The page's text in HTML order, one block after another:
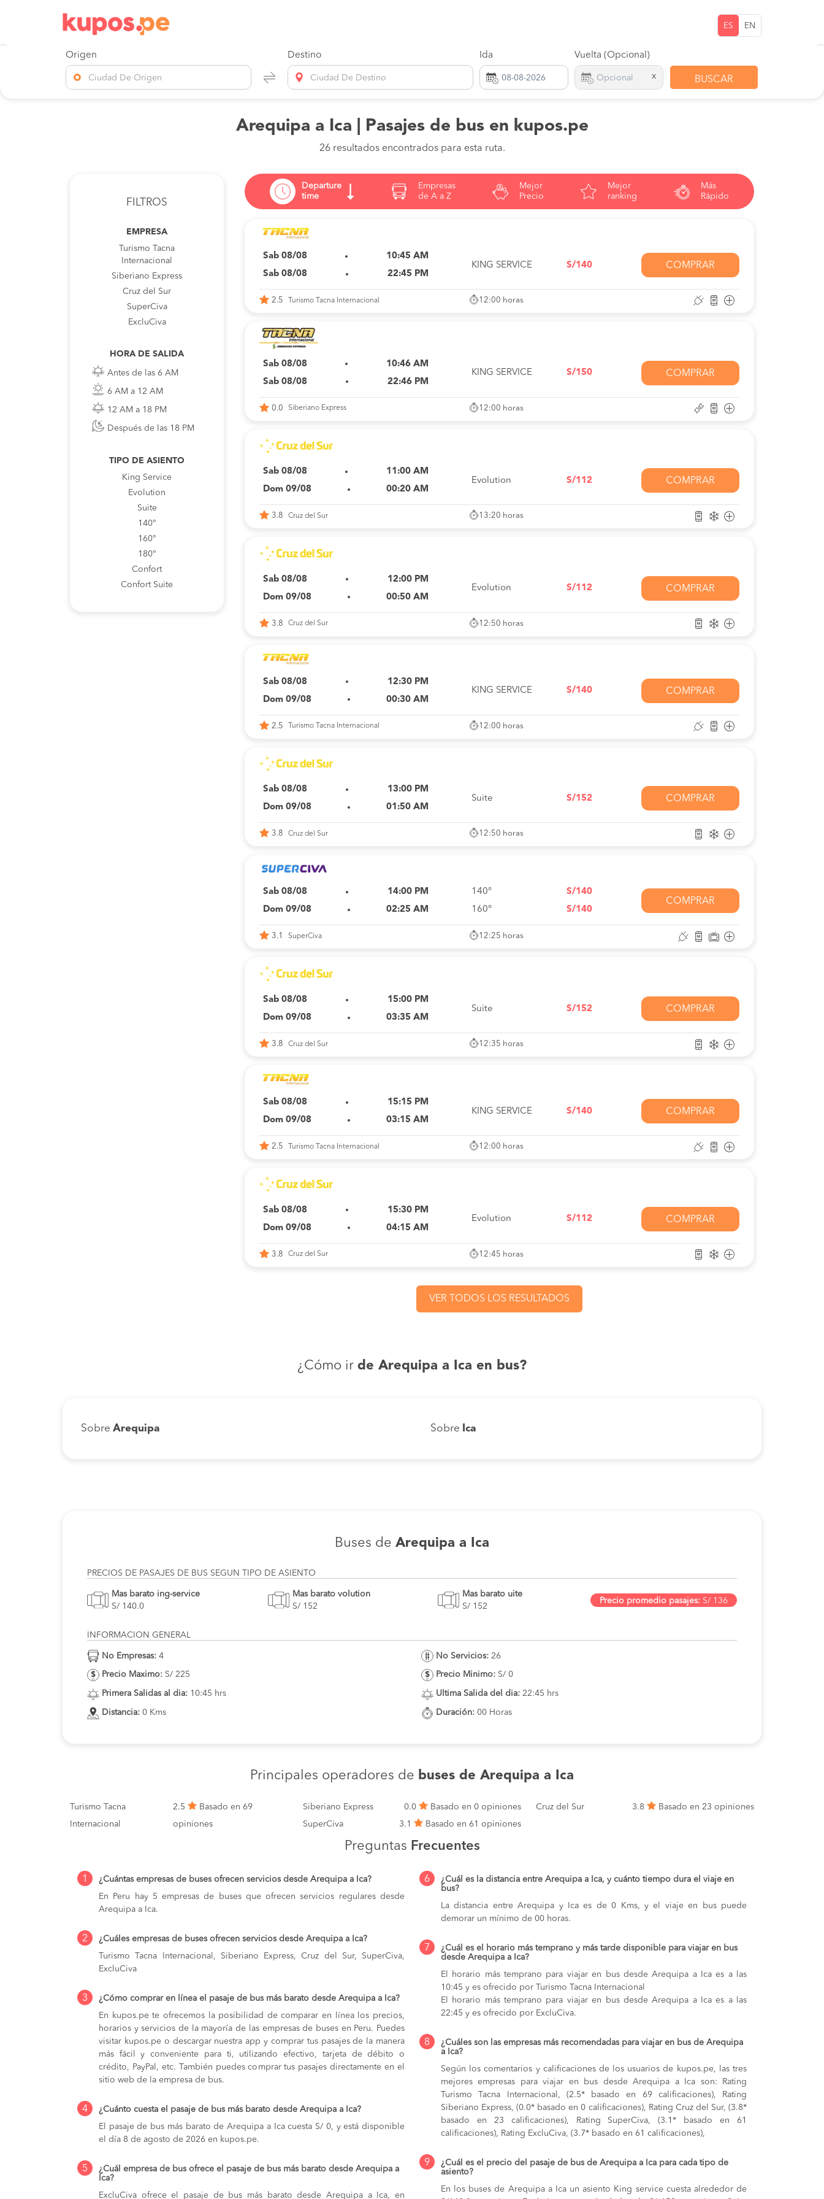
ES EN
Origen
Ciudad De Origen
Destino
Ciudad De Destino
Ida Vuelta (Opcional)
x BUSCAR
Arequipa a Ica | Pasajes de bus en kupos.pe
26 resultados encontrados para esta ruta.
FILTROS
EMPRESA
Turismo Tacna
Internacional
Siberiano Express
Cruz del Sur
SuperCiva
ExcluCiva
HORA DE SALIDA
Antes de las 6 AM
6 AM a 12 AM
12 AM a 18 PM
Después de las 18 PM
TIPO DE ASIENTO
King Service
Evolution
Suite
140°
160°
180°
Confort
Confort Suite
Departure
time
Empresas
de A a Z
Mejor
Precio
Mejor
ranking
Más
Rápido
Sab 08/08
10:45 AM
Sab 08/08
22:45 PM
KING SERVICE S/140 COMPRAR
2.5 Turismo Tacna Internacional 12:00 horas
Sab 08/08
10:46 AM
Sab 08/08
22:46 PM
KING SERVICE S/150 COMPRAR
0.0 Siberiano Express 12:00 horas
Sab 08/08
11:00 AM
Dom 09/08
00:20 AM
Evolution S/112 COMPRAR
3.8 Cruz del Sur 13:20 horas
Sab 08/08
12:00 PM
Dom 09/08
00:50 AM
Evolution S/112 COMPRAR
3.8 Cruz del Sur 12:50 horas
Sab 08/08
12:30 PM
Dom 09/08
00:30 AM
KING SERVICE S/140 COMPRAR
2.5 Turismo Tacna Internacional 12:00 horas
Sab 08/08
13:00 PM
Dom 09/08
01:50 AM
Suite S/152 COMPRAR
3.8 Cruz del Sur 12:50 horas
Sab 08/08
14:00 PM
Dom 09/08
02:25 AM
140°
160°
S/140
S/140
COMPRAR
3.1 SuperCiva 12:25 horas
Sab 08/08
15:00 PM
Dom 09/08
03:35 AM
Suite S/152 COMPRAR
3.8 Cruz del Sur 12:35 horas
Sab 08/08
15:15 PM
Dom 09/08
03:15 AM
KING SERVICE S/140 COMPRAR
2.5 Turismo Tacna Internacional 12:00 horas
Sab 08/08
15:30 PM
Dom 09/08
04:15 AM
Evolution S/112 COMPRAR
3.8 Cruz del Sur 12:45 horas
VER TODOS LOS RESULTADOS
¿Cómo ir de Arequipa a Ica en bus?
Sobre Arequipa Sobre Ica
Buses de Arequipa a Ica
PRECIOS DE PASAJES DE BUS SEGUN TIPO DE ASIENTO
Mas barato ing-service
S/ 140.0
Mas barato volution
S/ 152
Mas barato uite
S/ 152
Precio promedio pasajes:S/ 136
INFORMACION GENERAL
No Empresas: 4
Precio Maximo: S/ 225
Primera Salidas al dia: 10:45 hrs
Distancia: 0 Kms
No Servicios: 26
Precio Minimo: S/ 0
Ultima Salida del dia: 22:45 hrs
Duración: 00 Horas
Principales operadores de buses de Arequipa a Ica
Turismo Tacna
Internacional
2.5
Basado en 69
opiniones
Siberiano Express 0.0 Basado en 0 opiniones Cruz del Sur 3.8
Basado en 23 opiniones
SuperCiva
3.1 Basado en 61 opiniones
Preguntas Frecuentes
1
¿Cuántas empresas de buses ofrecen servicios desde Arequipa a Ica?
En Peru hay 5 empresas de buses que ofrecen servicios regulares desde
Arequipa a Ica.
2
¿Cuáles empresas de buses ofrecen servicios desde Arequipa a Ica?
Turismo Tacna Internacional, Siberiano Express, Cruz del Sur, SuperCiva,
ExcluCiva
3
¿Cómo comprar en línea el pasaje de bus más barato desde Arequipa a Ica?
En kupos.pe te ofrecemos la posibilidad de comparar en línea los precios,
horarios y servicios de la mayoría de las empresas de buses en Peru. Puedes
visitar kupos.pe o descargar nuestra app y comprar tus pasajes de la manera
más fácil y conveniente para ti, utilizando efectivo, tarjeta de débito o
crédito, PayPal, etc. También puedes comprar tus pasajes directamente en el
sitio web de la empresa de bus.
4
¿Cuánto cuesta el pasaje de bus más barato desde Arequipa a Ica?
El pasaje de bus más barato de Arequipa a Ica cuesta S/ 0, y está disponible
el día 8 de agosto de 2026 en kupos.pe.
5
¿Cuál empresa de bus ofrece el pasaje de bus más barato desde Arequipa a
Ica?
ExcluCiva ofrece el pasaje de bus más barato desde Arequipa a Ica, en
6
¿Cuál es la distancia entre Arequipa a Ica, y cuánto tiempo dura el viaje en
bus?
La distancia entre Arequipa y Ica es de 0 Kms, y el viaje en bus puede
demorar un mínimo de 00 horas.
7
¿Cuál es el horario más temprano y más tarde disponible para viajar en bus
desde Arequipa a Ica?
El horario más temprano para viajar en bus desde Arequipa a Ica es a las
10:45 y es ofrecido por Turismo Tacna Internacional
El horario más temprano para viajar en bus desde Arequipa a Ica es a las
22:45 y es ofrecido por ExcluCiva.
8
¿Cuáles son las empresas más recomendadas para viajar en bus de Arequipa
a Ica?
Según los comentarios y calificaciones de los usuarios de kupos.pe, las tres
mejores empresas para viajar en bus desde Arequipa a Ica son: Rating
Turismo Tacna Internacional, (2.5* basado en 69 calificaciones), Rating
Siberiano Express, (0.0* basado en 0 calificaciones), Rating Cruz del Sur, (3.8*
basado en 23 calificaciones), Rating SuperCiva, (3.1* basado en 61
calificaciones), Rating ExcluCiva, (3.7* basado en 61 calificaciones),
9
¿Cuál es el precio del pasaje de bus de Arequipa a Ica para cada tipo de
asiento?
En los buses de Arequipa a Ica un asiento King service cuesta alrededor de